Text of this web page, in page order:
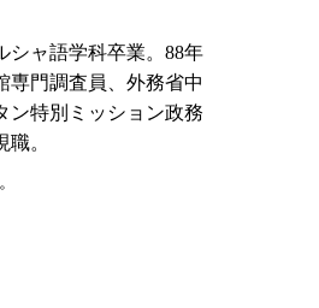
シャ語学科卒業。88年
専門調査員、外務省中
ン特別ミッション政務
。